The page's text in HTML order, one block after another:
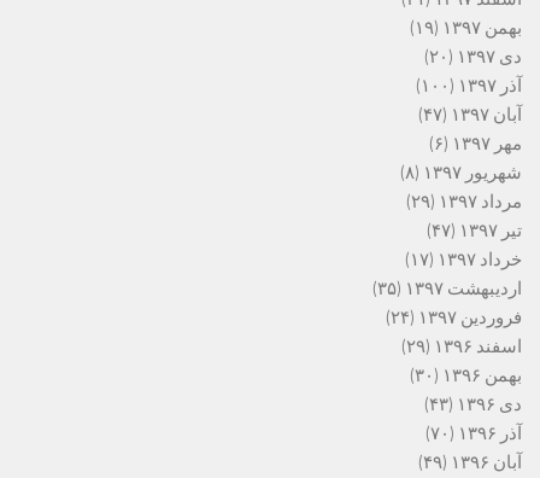
بهمن ۱۳۹۷
(۱۹)
دی ۱۳۹۷
(۲۰)
آذر ۱۳۹۷
(۱۰۰)
آبان ۱۳۹۷
(۴۷)
مهر ۱۳۹۷
(۶)
شهریور ۱۳۹۷
(۸)
مرداد ۱۳۹۷
(۲۹)
تیر ۱۳۹۷
(۴۷)
خرداد ۱۳۹۷
(۱۷)
اردیبهشت ۱۳۹۷
(۳۵)
فروردین ۱۳۹۷
(۲۴)
اسفند ۱۳۹۶
(۲۹)
بهمن ۱۳۹۶
(۳۰)
دی ۱۳۹۶
(۴۳)
آذر ۱۳۹۶
(۷۰)
آبان ۱۳۹۶
(۴۹)